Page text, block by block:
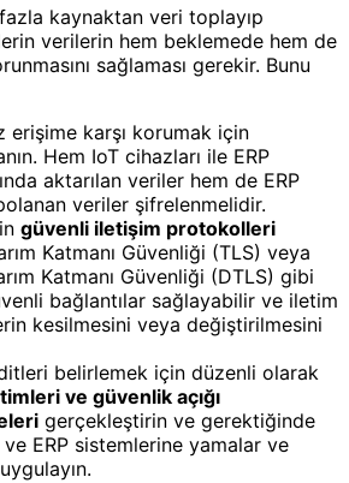
kaynaktan veri toplayıp
verilerin hem beklemede hem de
sağlaması gerekir. Bunu
erişime karşı korumak için
Hem IoT cihazları ile ERP
aktarılan veriler hem de ERP
veriler şifrelenmelidir.
güvenli iletişim protokolleri
Katmanı Güvenliği (TLS) veya
Katmanı Güvenliği (DTLS) gibi
bağlantılar sağlayabilir ve iletim
kesilmesini veya değiştirilmesini
belirlemek için düzenli olarak
ve güvenlik açığı
gerçekleştirin ve gerektiğinde
ve ERP sistemlerine yamalar ve